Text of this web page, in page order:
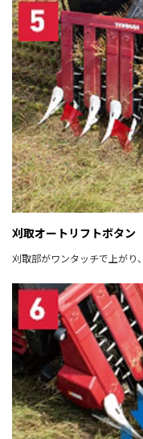
刈取オートリフトボタン
刈取部がワンタッチで上がり